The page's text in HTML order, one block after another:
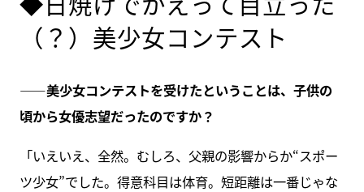
（？）美少女コンテスト
――美少女コンテストを受けたということは、子供の
頃から女優志望だったのですか？
「いえいえ、全然。むしろ、父親の影響からか“スポー
ツ少女”でした。得意科目は体育。短距離は一番じゃな